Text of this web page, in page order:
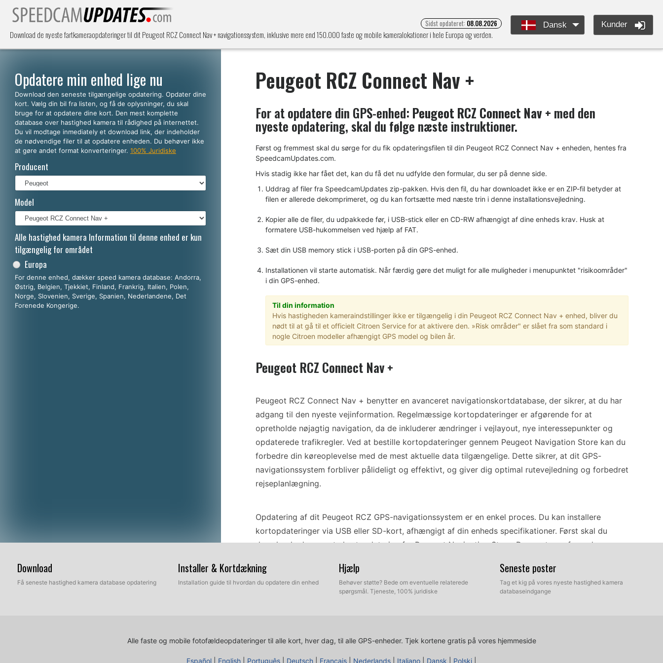
Download de nyeste fartkameraopdateringer til dit Peugeot RCZ Connect Nav + navigationssystem, inklusive mere end 150.000 faste og mobile kameralokationer i hele Europa og verden.
Sidst opdateret: 08.08.2026 Dansk Kunder
Opdatere min enhed lige nu
Download den seneste tilgængelige opdatering. Opdater dine
kort. Vælg din bil fra listen, og få de oplysninger, du skal
bruge for at opdatere dine kort. Den mest komplette
database over hastighed kamera til rådighed på internettet.
Du vil modtage inmediately et download link, der indeholder
de nødvendige filer til at opdatere enheden. Du behøver ikke
at gøre andet format konverteringer. 100% Juridiske
Producent
Model
Alle hastighed kamera Information til denne enhed er kun
tilgængelig for området
Europa
For denne enhed, dækker speed kamera database: Andorra,
Østrig, Belgien, Tjekkiet, Finland, Frankrig, Italien, Polen,
Norge, Slovenien, Sverige, Spanien, Nederlandene, Det
Forenede Kongerige.
Peugeot RCZ Connect Nav +
For at opdatere din GPS-enhed: Peugeot RCZ Connect Nav + med den
nyeste opdatering, skal du følge næste instruktioner.
Først og fremmest skal du sørge for du fik opdateringsfilen til din Peugeot RCZ Connect Nav + enheden, hentes fra
SpeedcamUpdates.com.
Hvis stadig ikke har fået det, kan du få det nu udfylde den formular, du ser på denne side.
Uddrag af filer fra SpeedcamUpdates zip-pakken. Hvis den fil, du har downloadet ikke er en ZIP-fil betyder at
filen er allerede dekomprimeret, og du kan fortsætte med næste trin i denne installationsvejledning.
Kopier alle de filer, du udpakkede før, i USB-stick eller en CD-RW afhængigt af dine enheds krav. Husk at
formatere USB-hukommelsen ved hjælp af FAT.
Sæt din USB memory stick i USB-porten på din GPS-enhed.
Installationen vil starte automatisk. Når færdig gøre det muligt for alle muligheder i menupunktet "risikoområder"
i din GPS-enhed.
Til din information
Hvis hastigheden kameraindstillinger ikke er tilgængelig i din Peugeot RCZ Connect Nav + enhed, bliver du
nødt til at gå til et officielt Citroen Service for at aktivere den. »Risk områder" er slået fra som standard i
nogle Citroen modeller afhængigt GPS model og bilen år.
Peugeot RCZ Connect Nav +
Peugeot RCZ Connect Nav + benytter en avanceret navigationskortdatabase, der sikrer, at du har
adgang til den nyeste vejinformation. Regelmæssige kortopdateringer er afgørende for at
opretholde nøjagtig navigation, da de inkluderer ændringer i vejlayout, nye interessepunkter og
opdaterede trafikregler. Ved at bestille kortopdateringer gennem Peugeot Navigation Store kan du
forbedre din køreoplevelse med de mest aktuelle data tilgængelige. Dette sikrer, at dit GPS-
navigationssystem forbliver pålideligt og effektivt, og giver dig optimal rutevejledning og forbedret
rejseplanlægning.
Opdatering af dit Peugeot RCZ GPS-navigationssystem er en enkel proces. Du kan installere
kortopdateringer via USB eller SD-kort, afhængigt af din enheds specifikationer. Først skal du
downloade den nyeste kortopdatering fra Peugeot Navigation Store. Dernæst overfører du
instruktionerne på skærmen for at fuldføre installationen. Denne metode sikrer, at dit
navigationssystem er udstyret med de nyeste kort, hvilket muliggør problemfri opdateringer uden
Systemet tilbyder navigation i realtid, der hjælper dig med at navigere gennem komplekse kryds
og ændringer i vejforhold. Derudover kan GPS-navigationssystemet advare dig om placeringer af
Download
Få seneste hastighed kamera database opdatering
Installer & Kortdækning
Installation guide til hvordan du opdatere din enhed
Hjælp
Behøver støtte? Bede om eventuelle relaterede
spørgsmål. Tjeneste, 100% juridiske
Seneste poster
Tag et kig på vores nyeste hastighed kamera
databaseindgange
Alle faste og mobile fotofældeopdateringer til alle kort, hver dag, til alle GPS-enheder. Tjek kortene gratis på vores hjemmeside
Español English Português Deutsch Français Nederlands Italiano Dansk Polski